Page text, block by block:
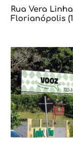
Rua Vera
Florianópolis